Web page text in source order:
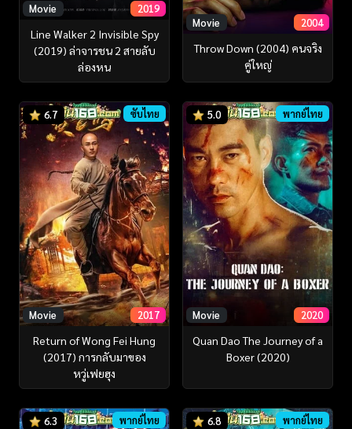
Movie 2019
Line Walker 2 Invisible Spy
(2019) ล่าจารชน 2 สายลับ
ล่องหน
Movie 2004
Throw Down (2004) คนจริง
คู่ใหญ่
6.7 ซับไทย
Movie 2017
Return of Wong Fei Hung
(2017) การกลับมาของ
หวู่เฟยฮุง
5.0 พากย์ไทย
Movie 2020
Quan Dao The Journey of a
Boxer (2020)
6.3 พากย์ไทย 6.8 พากย์ไทย